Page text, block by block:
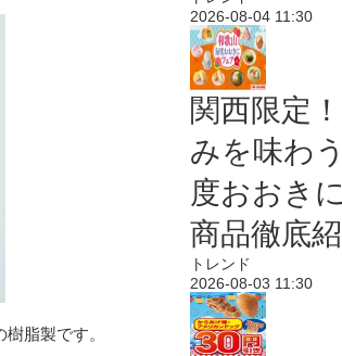
脂製です。
2026-08-04 11:30
関西限定
みを味わ
度おおき
商品徹底
トレンド
2026-08-03 11:30